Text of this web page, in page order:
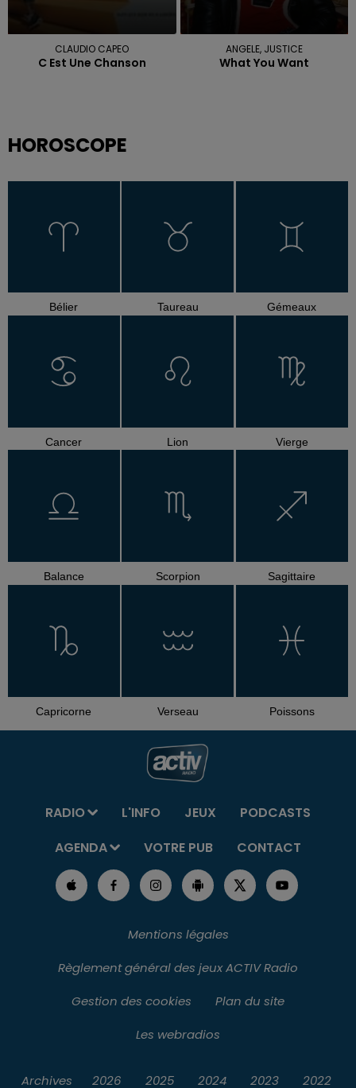
CLAUDIO CAPEO
C Est Une Chanson
ANGELE, JUSTICE
What You Want
HOROSCOPE
Bélier Taureau Gémeaux
Cancer Lion Vierge
Balance Scorpion Sagittaire
Capricorne Verseau Poissons
RADIO L'INFO JEUX
PODCASTS
AGENDA
VOTRE PUB CONTACT
Mentions légales
Règlement général des jeux ACTIV Radio
Gestion des cookies
Plan du site
Les webradios
Archives 2026 2025 2024 2023 2022